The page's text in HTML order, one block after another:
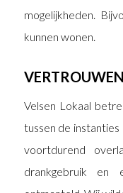
mogelijkheden.
kunnen wonen.
Velsen Lokaal
tussen de
voortdurend
drankgebruik